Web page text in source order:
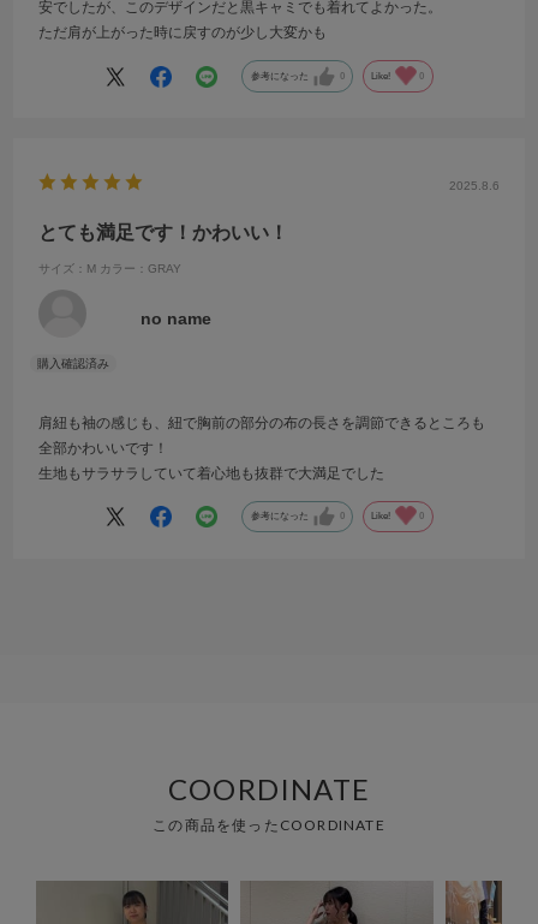
安でしたが、このデザインだと黒キャミでも着れてよかった。
ただ肩が上がった時に戻すのが少し大変かも
参考になった 0 Like! 0
2025.8.6
とても満足です！かわいい！
サイズ：M カラー：GRAY
no name
肩紐も袖の感じも、紐で胸前の部分の布の長さを調節できるところも
全部かわいいです！
生地もサラサラしていて着心地も抜群で大満足でした
参考になった 0 Like! 0
COORDINATE
この商品を使ったCOORDINATE